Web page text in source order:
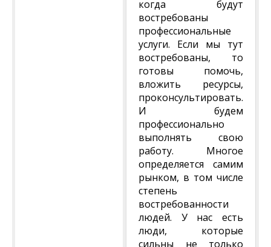
когда будут
востребованы
профессиональные
услуги. Если мы тут
востребованы, то
готовы помочь,
вложить ресурсы,
проконсультировать.
И будем
профессионально
выполнять свою
работу. Многое
определяется самим
рынком, в том числе
степень
востребованности
людей. У нас есть
люди, которые
сильны не только